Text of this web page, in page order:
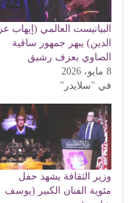
البيانيست العالمي (إيهاب عز
الدين) يبهر جمهور ساقية
الصاوي بعزف رشيق
8 مايو، 2026
في "سلايدر"
وزير الثقافة يشهد حفل
مئوية الفنان الكبير (يوسف